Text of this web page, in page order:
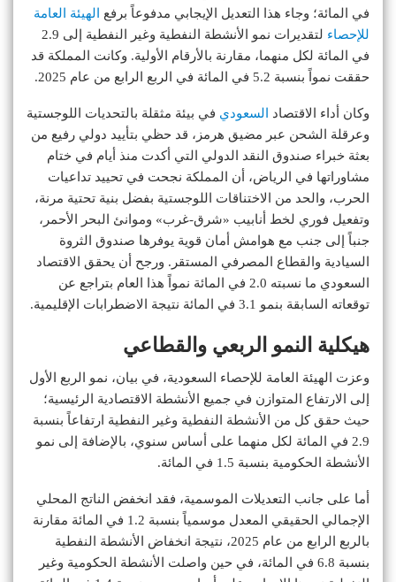
في المائة؛ وجاء هذا التعديل الإيجابي مدفوعاً برفع
الهيئة العامة
للإحصاء
لتقديرات نمو الأنشطة النفطية وغير النفطية إلى 2.9
في المائة لكل منهما، مقارنة بالأرقام الأولية. وكانت المملكة قد
حققت نمواً بنسبة 5.2 في المائة في الربع الرابع من عام 2025.
وكان أداء الاقتصاد السعودي في بيئة مثقلة بالتحديات اللوجستية
وعرقلة الشحن عبر مضيق هرمز، قد حظي بتأييد دولي رفيع من
بعثة خبراء صندوق النقد الدولي التي أكدت منذ أيام في ختام
مشاوراتها في الرياض، أن المملكة نجحت في تحييد تداعيات
الحرب، والحد من الاختناقات اللوجستية بفضل بنية تحتية مرنة،
وتفعيل فوري لخط أنابيب «شرق-غرب» وموانئ البحر الأحمر،
جنباً إلى جنب مع هوامش أمان قوية يوفرها صندوق الثروة
السيادية والقطاع المصرفي المستقر. ورجح أن يحقق الاقتصاد
السعودي ما نسبته 2.0 في المائة نمواً هذا العام بتراجع عن
توقعاته السابقة بنمو 3.1 في المائة نتيجة الاضطرابات الإقليمية.
هيكلية النمو الربعي والقطاعي
وعزت الهيئة العامة للإحصاء السعودية، في بيان، نمو الربع الأول
إلى الارتفاع المتوازن في جميع الأنشطة الاقتصادية الرئيسية؛
حيث حقق كل من الأنشطة النفطية وغير النفطية ارتفاعاً بنسبة
2.9 في المائة لكل منهما على أساس سنوي، بالإضافة إلى نمو
الأنشطة الحكومية بنسبة 1.5 في المائة.
أما على جانب التعديلات الموسمية، فقد انخفض الناتج المحلي
الإجمالي الحقيقي المعدل موسمياً بنسبة 1.2 في المائة مقارنة
بالربع الرابع من عام 2025، نتيجة انخفاض الأنشطة النفطية
بنسبة 6.8 في المائة، في حين واصلت الأنشطة الحكومية وغير